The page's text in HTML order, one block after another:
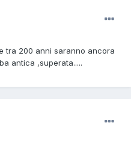
tra 200 anni saranno ancora
antica ,superata.....